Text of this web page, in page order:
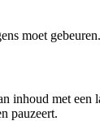
moet gebeuren.
inhoud met
pauzeert.